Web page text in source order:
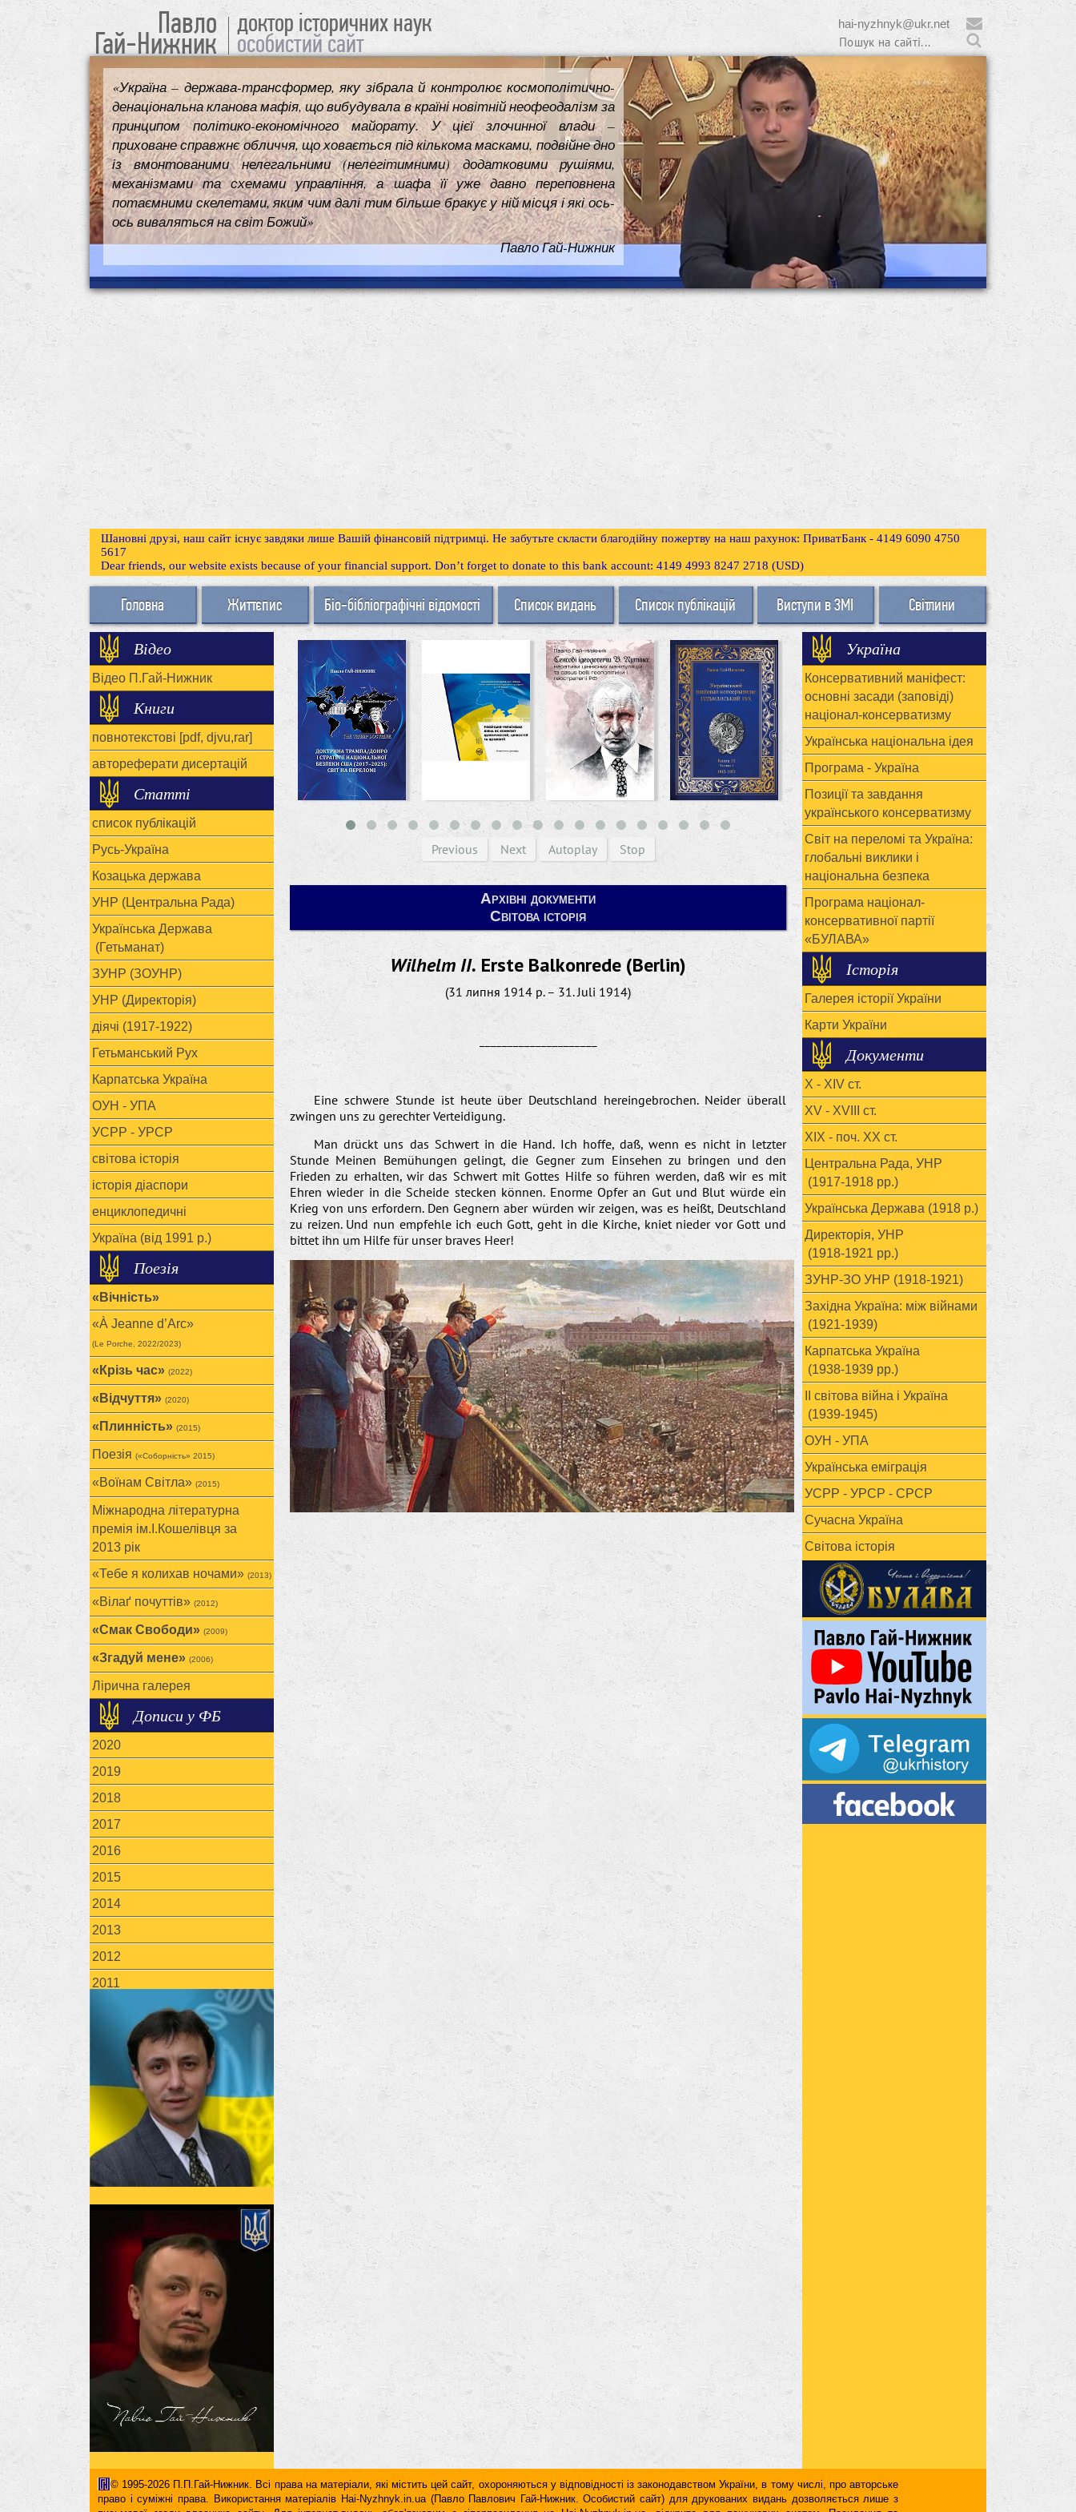
Павло
Гай-Нижник
доктор історичних наук
особистий сайт
hai-nyzhnyk@ukr.net
«Україна – держава-трансформер, яку зібрала й контролює космополітично-
денаціональна кланова мафія, що вибудувала в країні новітній неофеодалізм за
принципом політико-економічного майорату. У цієї злочинної влади –
приховане справжнє обличчя, що ховається під кількома масками, подвійне дно
із вмонтованими нелегальними (нелегітимними) додатковими рушіями,
механізмами та схемами управління, а шафа її уже давно переповнена
потаємними скелетами, яким чим далі тим більше бракує у ній місця і які ось-
ось виваляться на світ Божий»
Павло Гай-Нижник
Шановні друзі, наш сайт існує завдяки лише Вашій фінансовій підтримці. Не забутьте скласти благодійну пожертву на наш рахунок: ПриватБанк - 4149 6090 4750
5617
Dear friends, our website exists because of your financial support. Don’t forget to donate to this bank account: 4149 4993 8247 2718 (USD)
Головна Життєпис Біо-бібліографічні відомості Список видань Список публікацій Виступи в ЗМІ Світлини
Відео
Відео П.Гай-Нижник
Книги
повнотекстові [pdf, djvu,rar]
автореферати дисертацій
Статті
список публікацій
Русь-Україна
Козацька держава
УНР (Центральна Рада)
Українська Держава
(Гетьманат)
ЗУНР (ЗОУНР)
УНР (Директорія)
діячі (1917-1922)
Гетьманський Рух
Карпатська Україна
ОУН - УПА
УСРР - УРСР
світова історія
історія діаспори
енциклопедичні
Україна (від 1991 р.)
Поезія
«Вічність»
«À Jeanne d’Arc»
(Le Porche, 2022/2023)
«Крізь час» (2022)
«Відчуття» (2020)
«Плинність» (2015)
Поезія («Соборність» 2015)
«Воїнам Cвітла» (2015)
Міжнародна літературна
премія ім.І.Кошелівця за
2013 рік
«Тебе я колихав ночами» (2013)
«Вілаґ почуттів» (2012)
«Смак Свободи» (2009)
«Згадуй мене» (2006)
Лірична галерея
Дописи у ФБ
2020
2019
2018
2017
2016
2015
2014
2013
2012
2011
Previous Next Autoplay Stop
Архівні документи
Світова історія
Wilhelm II. Erste Balkonrede (Berlin)
(31 липня 1914 р. – 31. Juli 1914)
_____________________
Eine schwere Stunde ist heute über Deutschland hereingebrochen. Neider überall
zwingen uns zu gerechter Verteidigung.
Man drückt uns das Schwert in die Hand. Ich hoffe, daß, wenn es nicht in letzter
Stunde Meinen Bemühungen gelingt, die Gegner zum Einsehen zu bringen und den
Frieden zu erhalten, wir das Schwert mit Gottes Hilfe so führen werden, daß wir es mit
Ehren wieder in die Scheide stecken können. Enorme Opfer an Gut und Blut würde ein
Krieg von uns erfordern. Den Gegnern aber würden wir zeigen, was es heißt, Deutschland
zu reizen. Und nun empfehle ich euch Gott, geht in die Kirche, kniet nieder vor Gott und
bittet ihn um Hilfe für unser braves Heer!
Україна
Консервативний маніфест:
основні засади (заповіді)
націонал-консерватизму
Українська національна ідея
Програма - Україна
Позиції та завдання
українського консерватизму
Світ на переломі та Україна:
глобальні виклики і
національна безпека
Програма націонал-
консервативної партії
«БУЛАВА»
Історія
Галерея історії України
Карти України
Документи
X - XIV ст.
XV - XVIII ст.
ХІХ - поч. ХХ ст.
Центральна Рада, УНР
(1917-1918 рр.)
Українська Держава (1918 р.)
Директорія, УНР
(1918-1921 рр.)
ЗУНР-ЗО УНР (1918-1921)
Західна Україна: між війнами
(1921-1939)
Карпатська Україна
(1938-1939 рр.)
ІІ світова війна і Україна
(1939-1945)
ОУН - УПА
Українська еміграція
УСРР - УРСР - СРСР
Сучасна Україна
Світова історія
© 1995-2026 П.П.Гай-Нижник. Всі права на матеріали, які містить цей сайт, охороняються у відповідності із законодавством України, в тому числі, про авторське
право і суміжні права. Використання матерiалiв Hai-Nyzhnyk.in.ua (Павло Павлович Гай-Нижник. Особистий сайт) для друкованих видань дозволяється лише з
письмової згоди власника сайту. Для iнтернет-видань обов'язковим є гiперпосилання на Hai-Nyzhnyk.in.ua, відкрите для пошукових систем. Посилання та
гіперпосилання повинні міститися виключно в першому чи в другому абзаці тексту.